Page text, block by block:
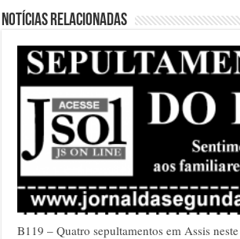
Notícias relacionadas
B119 – Quatro sepultamentos em Assis